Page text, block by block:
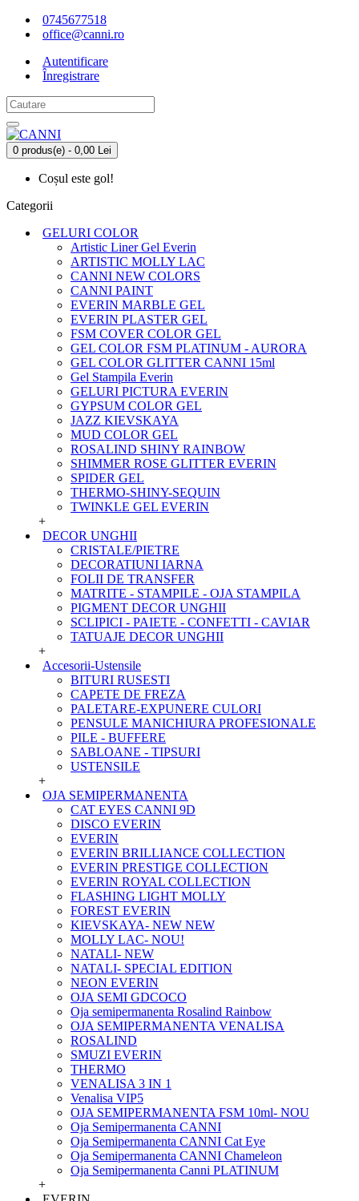
0745677518
office@canni.ro
Autentificare
Înregistrare
0 produs(e) - 0,00 Lei
Coșul este gol!
Categorii
GELURI COLOR
Artistic Liner Gel Everin
ARTISTIC MOLLY LAC
CANNI NEW COLORS
CANNI PAINT
EVERIN MARBLE GEL
EVERIN PLASTER GEL
FSM COVER COLOR GEL
GEL COLOR FSM PLATINUM - AURORA
GEL COLOR GLITTER CANNI 15ml
Gel Stampila Everin
GELURI PICTURA EVERIN
GYPSUM COLOR GEL
JAZZ KIEVSKAYA
MUD COLOR GEL
ROSALIND SHINY RAINBOW
SHIMMER ROSE GLITTER EVERIN
SPIDER GEL
THERMO-SHINY-SEQUIN
TWINKLE GEL EVERIN
+
DECOR UNGHII
CRISTALE/PIETRE
DECORATIUNI IARNA
FOLII DE TRANSFER
MATRITE - STAMPILE - OJA STAMPILA
PIGMENT DECOR UNGHII
SCLIPICI - PAIETE - CONFETTI - CAVIAR
TATUAJE DECOR UNGHII
+
Accesorii-Ustensile
BITURI RUSESTI
CAPETE DE FREZA
PALETARE-EXPUNERE CULORI
PENSULE MANICHIURA PROFESIONALE
PILE - BUFFERE
SABLOANE - TIPSURI
USTENSILE
+
OJA SEMIPERMANENTA
CAT EYES CANNI 9D
DISCO EVERIN
EVERIN
EVERIN BRILLIANCE COLLECTION
EVERIN PRESTIGE COLLECTION
EVERIN ROYAL COLLECTION
FLASHING LIGHT MOLLY
FOREST EVERIN
KIEVSKAYA- NEW NEW
MOLLY LAC- NOU!
NATALI- NEW
NATALI- SPECIAL EDITION
NEON EVERIN
OJA SEMI GDCOCO
Oja semipermanenta Rosalind Rainbow
OJA SEMIPERMANENTA VENALISA
ROSALIND
SMUZI EVERIN
THERMO
VENALISA 3 IN 1
Venalisa VIP5
OJA SEMIPERMANENTA FSM 10ml- NOU
Oja Semipermanenta CANNI
Oja Semipermanenta CANNI Cat Eye
Oja Semipermanenta CANNI Chameleon
Oja Semipermanenta Canni PLATINUM
+